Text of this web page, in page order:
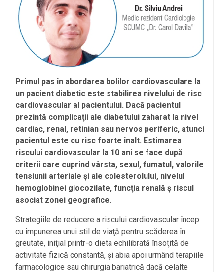
Primul pas în abordarea bolilor cardiovasculare la
un pacient diabetic este stabilirea nivelului de risc
cardiovascular al pacientului. Dacă pacientul
prezintă complicaţii ale diabetului zaharat la nivel
cardiac, renal, retinian sau nervos periferic, atunci
pacientul este cu risc foarte înalt. Estimarea
riscului cardiovascular la 10 ani se face după
criterii care cuprind vârsta, sexul, fumatul, valorile
tensiunii arteriale şi ale colesterolului, nivelul
hemoglobinei glocozilate, funcţia renală ş riscul
asociat zonei geografice.
Strategiile de reducere a riscului cardiovascular încep
cu impunerea unui stil de viaţă pentru scăderea în
greutate, iniţial printr-o dieta echilibrată însoţită de
activitate fizică constantă, și abia apoi urmând terapiile
farmacologice sau chirurgia bariatrică dacă celalte